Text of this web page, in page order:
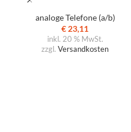
analoge Telefone (a/b)
€ 23,11
inkl. 20 % MwSt.
zzgl. Versandkosten